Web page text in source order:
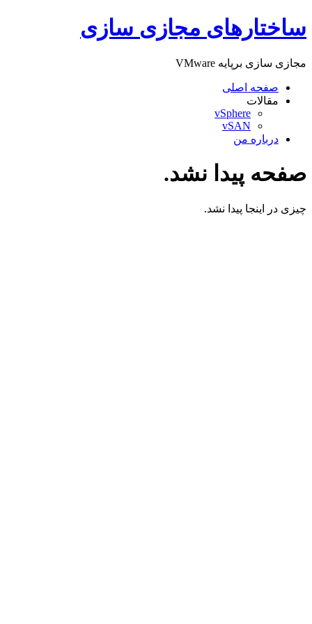
پرش
به
ساختارهای مجازی سازی
مجازی سازی برپایه VMware
صفحه اصلی
مقالات
vSphere
vSAN
درباره من
صفحه پیدا نشد.
چیزی در اینجا پیدا نشد.